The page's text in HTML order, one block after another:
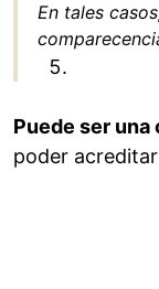
En tales
Puede ser una
poder